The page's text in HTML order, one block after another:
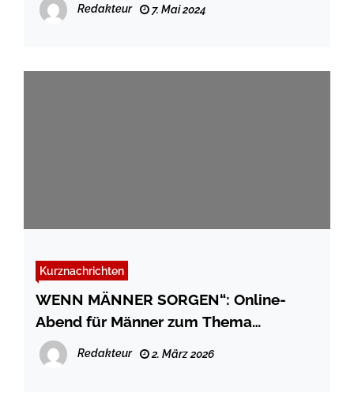
Redakteur 7. Mai 2024
Kurznachrichten
WENN MÄNNER SORGEN“: Online-
Abend für Männer zum Thema
Verantwortung und Fürsorglichkeit
Redakteur 2. März 2026